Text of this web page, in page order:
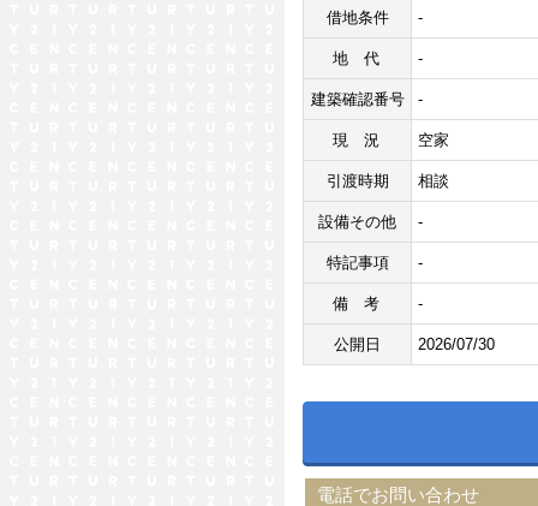
借地条件 -
地代 -
建築確認番号 -
現況 空家
引渡時期 相談
設備その他 -
特記事項 -
備考 -
公開日 2026/07/30
電話でお問い合わせ